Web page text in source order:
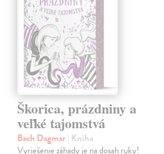
Škorica, prázdniny a
veľké tajomstvá
Bach Dagmar| Kniha
Vyriešenie záhady je na dosah ruky!